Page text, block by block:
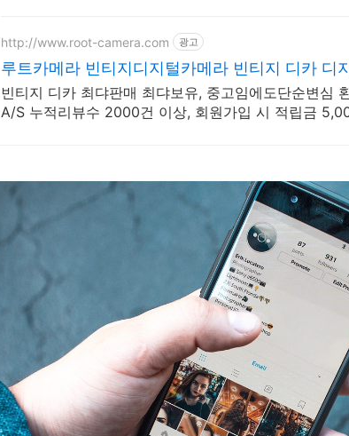
http://www.root-camera.com 광고
루트카메라 빈티지디지털카메라 빈티지 디카 디
빈티지 디카 최댜판매 최댜보유, 중고임에도단순변심
A/S 누적리뷰수 2000건 이상, 회원가입 시 적립금